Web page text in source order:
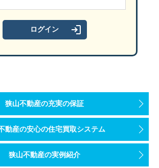
狭山不動産の充実の保証
動産の安心の住宅買取システム
狭山不動産の実例紹介